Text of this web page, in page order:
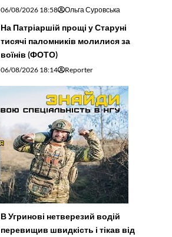
06/08/2026 18:58 Ольга Суровська
На Патріаршій прощі у Старуні
тисячі паломників молилися за
воїнів (ФОТО)
06/08/2026 18:14 Reporter
В Угринові нетверезий водій
перевищив швидкість і тікав від